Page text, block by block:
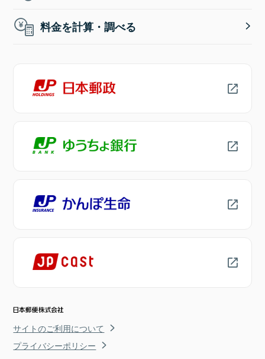
料金を計算・調べる
サイトのご利用について
プライバシーポリシー